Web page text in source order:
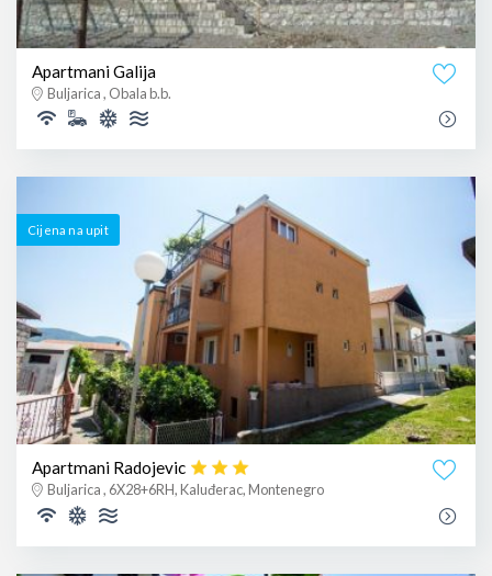
Apartmani Galija
Buljarica , Obala b.b.
Cijena na upit
Apartmani Radojevic
Buljarica , 6X28+6RH, Kaluđerac, Montenegro